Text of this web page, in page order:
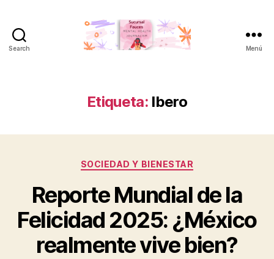
Search Menú
Etiqueta: Ibero
SOCIEDAD Y BIENESTAR
Reporte Mundial de la
Felicidad 2025: ¿México
realmente vive bien?